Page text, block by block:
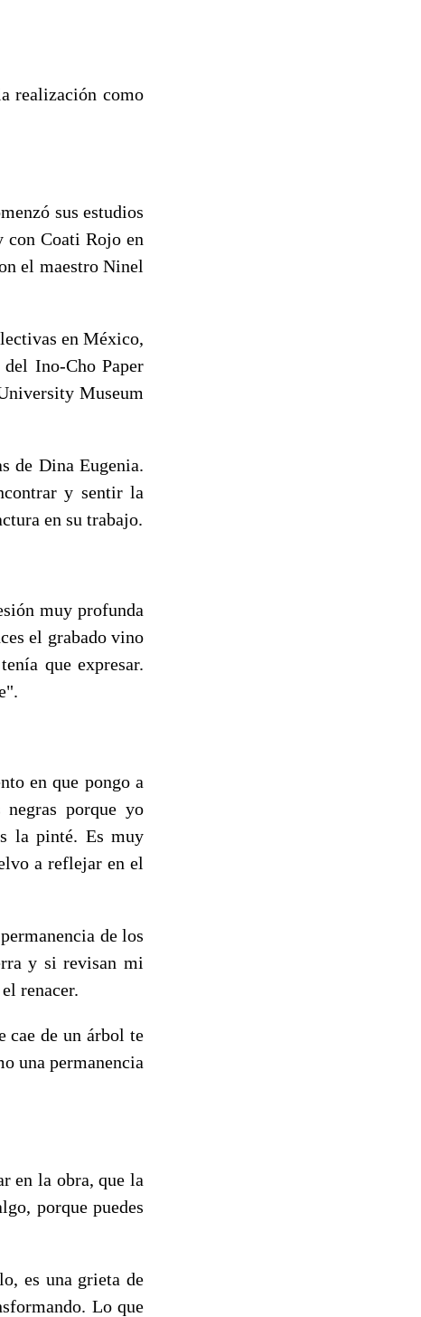
realización como
sus estudios
con Coati Rojo en
el maestro Ninel
en México,
Ino-Cho Paper
Museum
de Dina Eugenia.
y sentir la
en su trabajo.
muy profunda
el grabado vino
que expresar.
en que pongo a
porque yo
la pinté. Es muy
a reflejar en el
de los
y si revisan mi
renacer.
cae de un árbol te
una permanencia
en la obra, que la
porque puedes
es una grieta de
Lo que